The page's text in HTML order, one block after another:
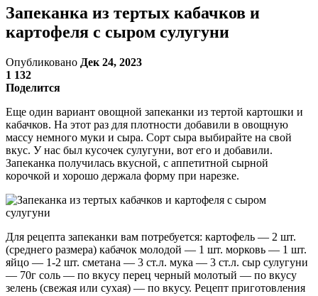
Запеканка из тертых кабачков и
картофеля с сыром сулугуни
Опубликовано Дек 24, 2023
1 132
Поделится
Еще один вариант овощной запеканки из тертой картошки и
кабачков. На этот раз для плотности добавили в овощную
массу немного муки и сыра. Сорт сыра выбирайте на свой
вкус. У нас был кусочек сулугуни, вот его и добавили.
Запеканка получилась вкусной, с аппетитной сырной
корочкой и хорошо держала форму при нарезке.
Для рецепта запеканки вам потребуется: картофель — 2 шт.
(среднего размера) кабачок молодой — 1 шт. морковь — 1 шт.
яйцо — 1-2 шт. сметана — 3 ст.л. мука — 3 ст.л. сыр сулугуни
— 70г соль — по вкусу перец черный молотый — по вкусу
зелень (свежая или сухая) — по вкусу. Рецепт приготовления